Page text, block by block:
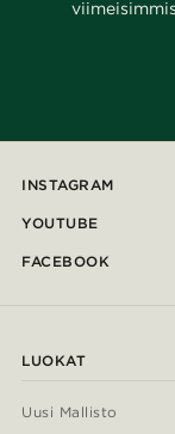
INSTAGRAM
YOUTUBE
FACEBOOK
LUOKAT
Uusi Mallisto